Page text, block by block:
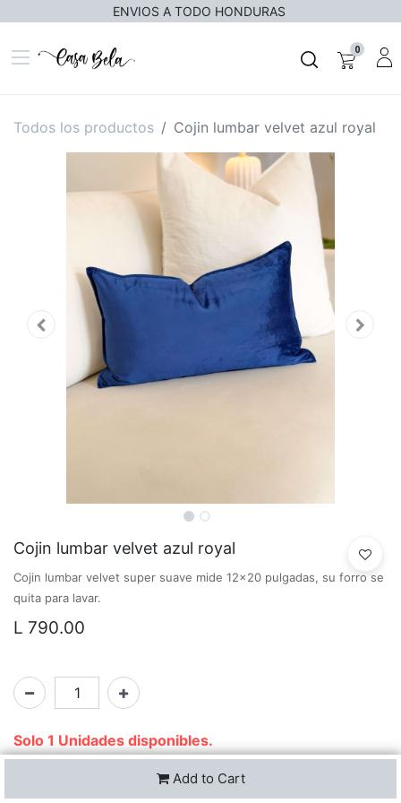
ENVIOS A TODO HONDURAS
0
Todos los productos Cojin lumbar velvet azul royal
Cojin lumbar velvet azul royal
Cojin lumbar velvet super suave mide 12x20 pulgadas, su forro se
quita para lavar.
L 790.00
Add to Cart
Solo 1 Unidades disponibles.